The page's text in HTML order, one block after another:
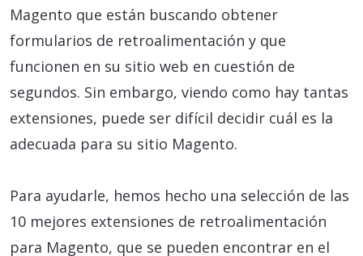
Magento que están buscando obtener
formularios de retroalimentación y que
funcionen en su sitio web en cuestión de
segundos. Sin embargo, viendo como hay tantas
extensiones, puede ser difícil decidir cuál es la
adecuada para su sitio Magento.
Para ayudarle, hemos hecho una selección de las
10 mejores extensiones de retroalimentación
para Magento, que se pueden encontrar en el